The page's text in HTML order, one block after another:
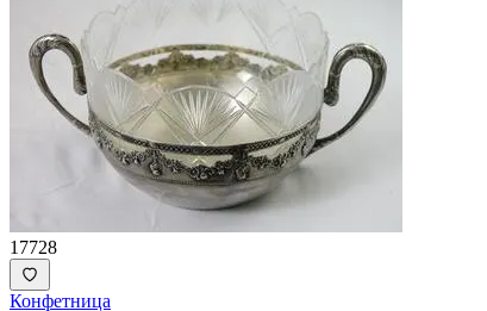
17728
Конфетница